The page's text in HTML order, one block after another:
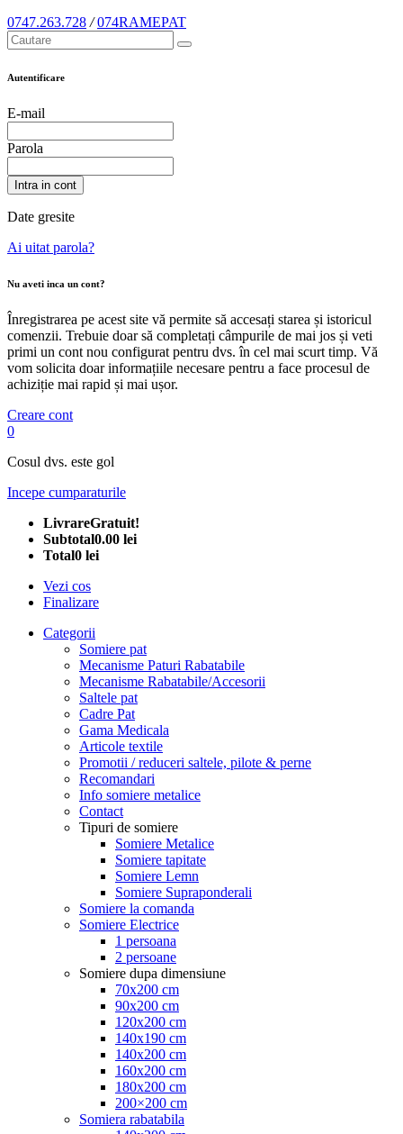
0747.263.728 / 074RAMEPAT
Autentificare
E-mail
Parola
Intra in cont
Date gresite
Ai uitat parola?
Nu aveti inca un cont?
Înregistrarea pe acest site vă permite să accesați starea și istoricul
comenzii. Trebuie doar să completați câmpurile de mai jos și veti
primi un cont nou configurat pentru dvs. în cel mai scurt timp. Vă
vom solicita doar informațiile necesare pentru a face procesul de
achiziție mai rapid și mai ușor.
Creare cont
0
Cosul dvs. este gol
Incepe cumparaturile
LivrareGratuit!
Subtotal0.00 lei
Total0 lei
Vezi cos
Finalizare
Categorii
Somiere pat
Mecanisme Paturi Rabatabile
Mecanisme Rabatabile/Accesorii
Saltele pat
Cadre Pat
Gama Medicala
Articole textile
Promotii / reduceri saltele, pilote & perne
Recomandari
Info somiere metalice
Contact
Tipuri de somiere
Somiere Metalice
Somiere tapitate
Somiere Lemn
Somiere Supraponderali
Somiere la comanda
Somiere Electrice
1 persoana
2 persoane
Somiere dupa dimensiune
70x200 cm
90x200 cm
120x200 cm
140x190 cm
140x200 cm
160x200 cm
180x200 cm
200×200 cm
Somiera rabatabila